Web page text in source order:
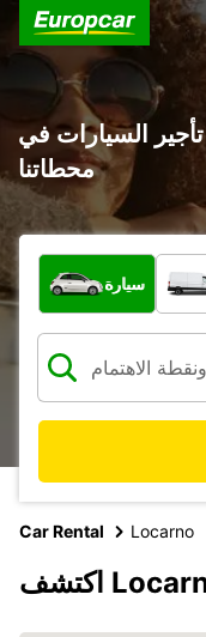
تأجير السيارات في Locarno : اكتشف جميع
محطاتنا
ما نوع المركبة؟
سيارة
Car Rental Locarno